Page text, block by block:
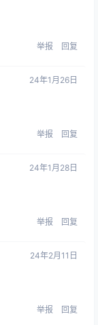
举报 回复
24年1月26日
举报 回复
24年1月28日
举报 回复
24年2月11日
举报 回复